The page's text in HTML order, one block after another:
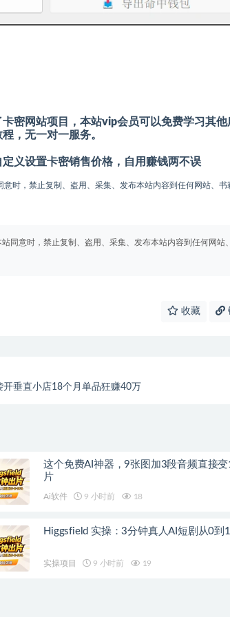
密网站项目，本站vip会员可以免费学习其他
，无一对一服务。
义设置卡密销售价格，自用赚钱两不误
时，禁止复制、盗用、采集、发布本站内容到任何网站、书
同意时，禁止复制、盗用、采集、发布本站内容到任何网站、
收藏
开垂直小店18个月单品狂赚40万
这个免费AI神器，9张图加3段音频直接
片
Ai软件 9 小时前 18
Higgsfield 实操：3分钟真人AI短剧从0到
实操项目 9 小时前 19